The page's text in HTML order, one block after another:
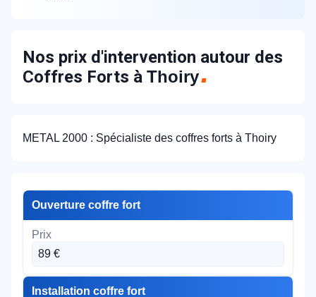
Nos prix d'intervention autour des
Coffres Forts à Thoiry
METAL 2000 : Spécialiste des coffres forts à Thoiry
Ouverture coffre fort
89 €
Installation coffre fort